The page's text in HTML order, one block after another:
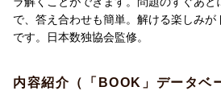
で、答え合わせも簡単。解ける楽しみ
です。日本数独協会監修。
内容紹介（「BOOK」データベ